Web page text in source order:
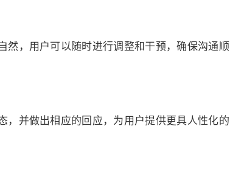
然，用户可以随时进行调整和干预，确保沟通顺
，并做出相应的回应，为用户提供更具人性化的